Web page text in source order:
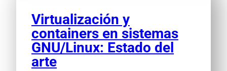
Virtualización y
containers en sistemas
GNU/Linux: Estado del
arte